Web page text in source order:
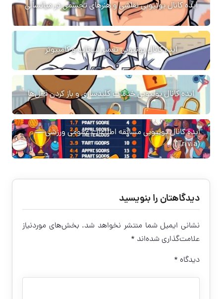
ایده کانال یوتیوبی نقاشی و هنرهای تجسمی در میانسالی
ایده کانال یوتیوبی تعمیر لپ‌تاپ و کامپیوتر
ایده کانال یوتیوبی خدمات کلیدسازی و باز کردن قفل‌ها
ایده کانال یوتیوبی مسابقه اطلاعات عمومی ورزشی
(Trivia)
دیدگاهتان را بنویسید
نشانی ایمیل شما منتشر نخواهد شد. بخش‌های موردنیاز
علامت‌گذاری شده‌اند *
دیدگاه *